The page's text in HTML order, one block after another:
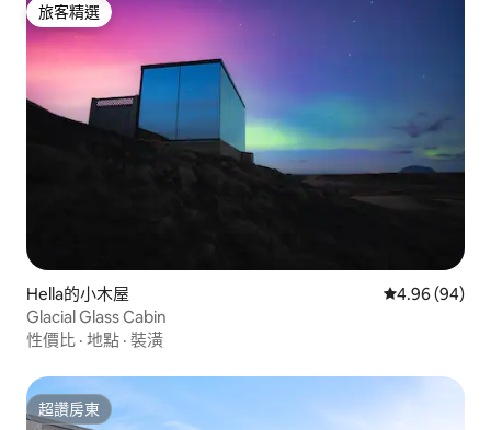
旅客精選
旅客精選
Hella的小木屋 從 94 則評價
4.96 (94)
Glacial Glass Cabin
性價比 · 地點 · 裝潢
超讚房東
超讚房東